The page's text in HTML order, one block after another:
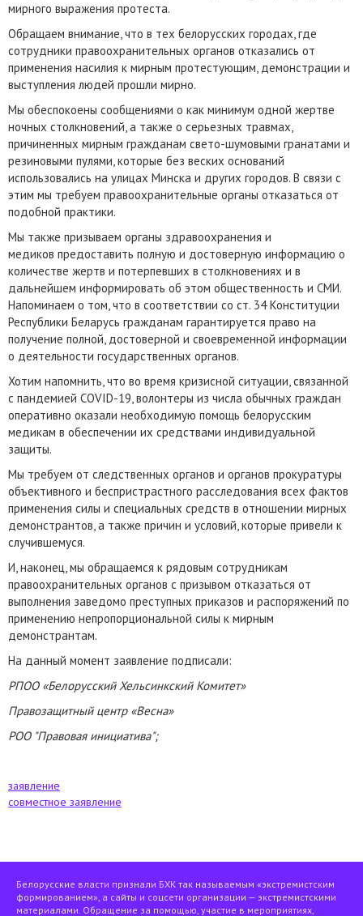
мирного выражения протеста.
Обращаем внимание, что в тех белорусских городах, где
сотрудники правоохранительных органов отказались от
применения насилия к мирным протестующим, демонстрации и
выступления людей прошли мирно.
Мы обеспокоены сообщениями о как минимум одной жертве
ночных столкновений, а также о серьезных травмах,
причиненных мирным гражданам свето-шумовыми гранатами и
резиновыми пулями, которые без веских оснований
использовались на улицах Минска и других городов. В связи с
этим мы требуем правоохранительные органы отказаться от
подобной практики.
Мы также призываем органы здравоохранения и
медиков предоставить полную и достоверную информацию о
количестве жертв и потерпевших в столкновениях и в
дальнейшем информировать об этом общественность и СМИ.
Напоминаем о том, что в соответствии со ст. 34 Конституции
Республики Беларусь гражданам гарантируется право на
получение полной, достоверной и своевременной информации
о деятельности государственных органов.
Хотим напомнить, что во время кризисной ситуации, связанной
с пандемией COVID-19, волонтеры из числа обычных граждан
оперативно оказали необходимую помощь белорусским
медикам в обеспечении их средствами индивидуальной
защиты.
Мы требуем от следственных органов и органов прокуратуры
объективного и беспристрастного расследования всех фактов
применения силы и специальных средств в отношении мирных
демонстрантов, а также причин и условий, которые привели к
случившемуся.
И, наконец, мы обращаемся к рядовым сотрудникам
правоохранительных органов с призывом отказаться от
выполнения заведомо преступных приказов и распоряжений по
применению непропорциональной силы к мирным
демонстрантам.
На данный момент заявление подписали:
РПОО «Белорусский Хельсинкский Комитет»
Правозащитный центр «Весна»
РОО "Правовая инициатива";
заявление
совместное заявление
Белорусские власти признали БХК так называемым «экстремистским
формированием», а сайты и соцсети организации — экстремистскими
материалами. Обращение за помощью, участие в мероприятиях,